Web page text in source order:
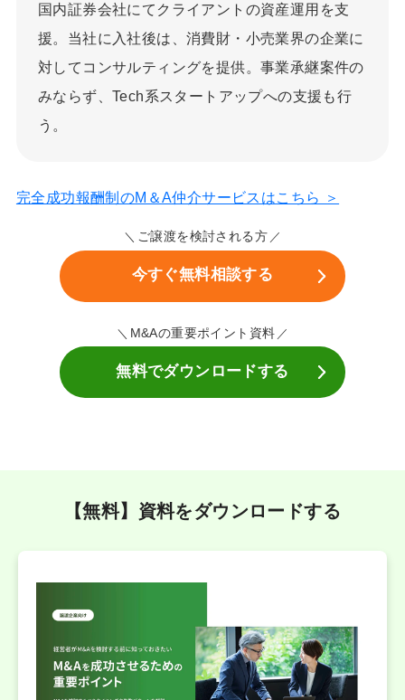
国内証券会社にてクライアントの資産運用を支
援。当社に入社後は、消費財・小売業界の企業に
対してコンサルティングを提供。事業承継案件の
みならず、Tech系スタートアップへの支援も行
う。
完全成功報酬制のM＆A仲介サービスはこちら ＞
ご譲渡を検討される方
今すぐ無料相談する
M&Aの重要ポイント資料
無料でダウンロードする
【無料】資料をダウンロードする